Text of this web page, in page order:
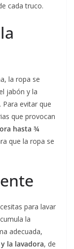
cada truco.
la ropa se
jabón y la
Para evitar que
que provocan
hasta ¾
que la ropa se
para lavar
la
adecuada,
la lavadora, de